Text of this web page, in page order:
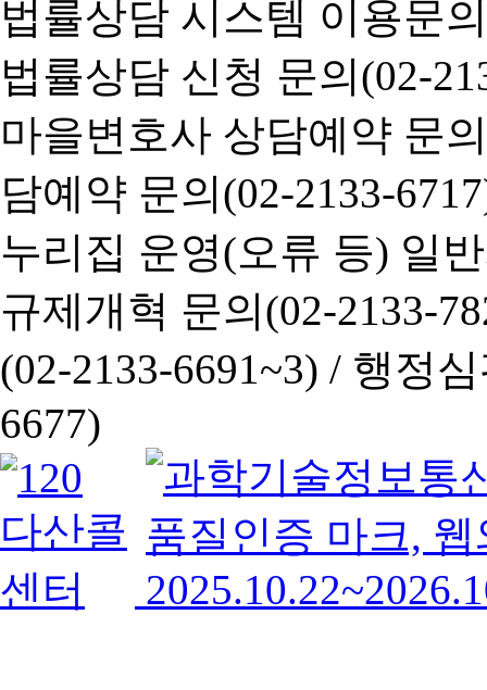
법률상담 시스템 이용문
법률상담 신청 문의(02-
마을변호사 상담예약 문
담예약 문의(02-2133-
누리집 운영(오류 등) 일
규제개혁 문의(02-2133-
(02-2133-6691~3) / 행정심
6677)